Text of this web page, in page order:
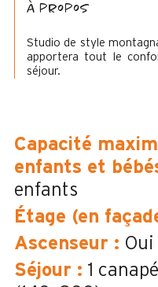
à propos
Studio de style
apportera tout le
séjour.
Capacité
enfants et
enfants
Étage (en
Ascenseur : Oui
Séjour : 1